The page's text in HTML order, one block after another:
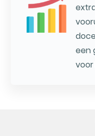
een